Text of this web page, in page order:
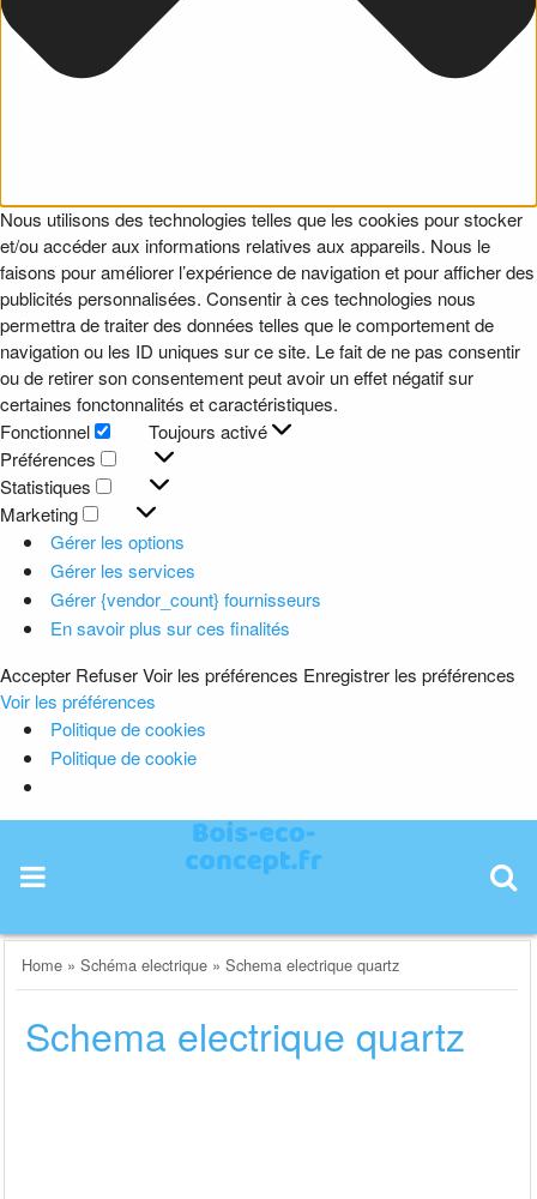
Nous utilisons des technologies telles que les cookies pour stocker
et/ou accéder aux informations relatives aux appareils. Nous le
faisons pour améliorer l’expérience de navigation et pour afficher des
publicités personnalisées. Consentir à ces technologies nous
permettra de traiter des données telles que le comportement de
navigation ou les ID uniques sur ce site. Le fait de ne pas consentir
ou de retirer son consentement peut avoir un effet négatif sur
certaines fonctonnalités et caractéristiques.
Fonctionnel
Fonctionnel
Toujours activé
Préférences
Préférences
Statistiques
Statistiques
Marketing
Marketing
Gérer les options
Gérer les services
Gérer {vendor_count} fournisseurs
En savoir plus sur ces finalités
Accepter RefuserVoir les préférences Enregistrer les préférences
Voir les préférences
Politique de cookies
Politique de cookie
content
Home »Schéma electrique »Schema electrique quartz
Schema electrique quartz